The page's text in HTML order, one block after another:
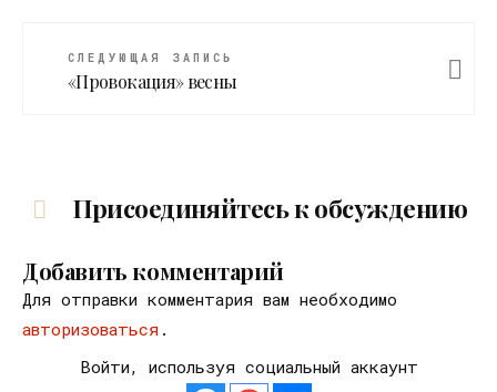
СЛЕДУЮЩАЯ ЗАПИСЬ
«Провокация» весны
Присоединяйтесь к обсуждению
Добавить комментарий
Для отправки комментария вам необходимо
авторизоваться .
Войти, используя социальный аккаунт